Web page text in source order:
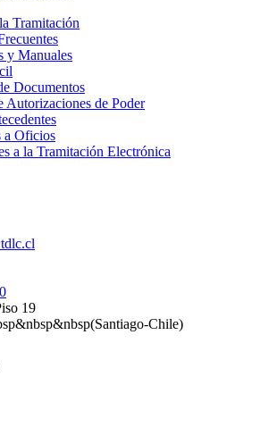
Tramitación
y Manuales
Documentos
Autorizaciones de Poder
a Oficios
a la Tramitación Electrónica
19
Chile)